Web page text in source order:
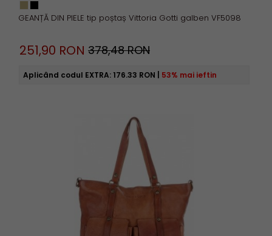
GEANȚĂ DIN PIELE tip poștaș Vittoria Gotti galben VF5098
251,90 RON 378,48 RON
Aplicând codul EXTRA: 176.33 RON 53% mai ieftin